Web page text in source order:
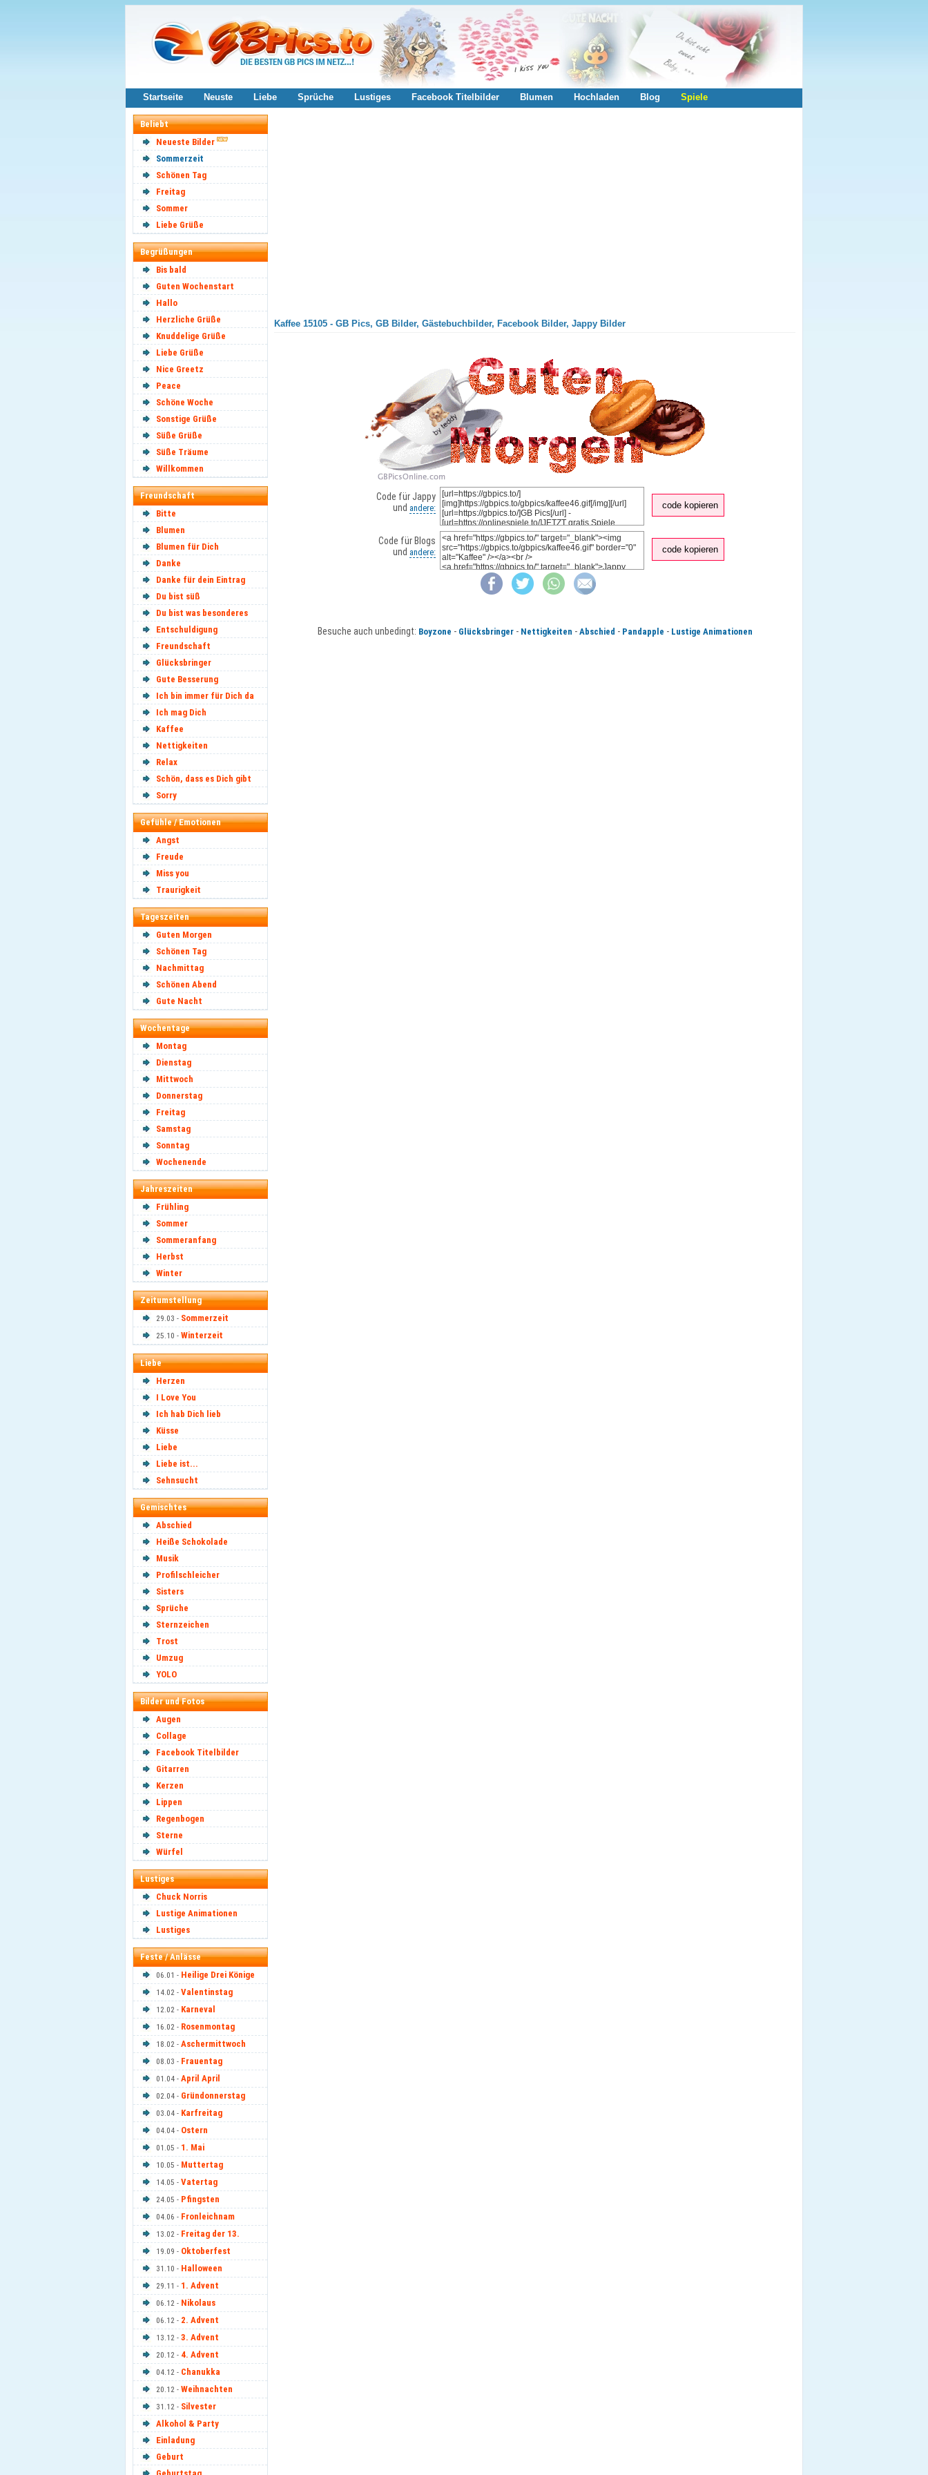
Startseite Neuste Liebe Sprüche Lustiges Facebook Titelbilder Blumen Hochladen Blog Spiele
Beliebt
Neueste Bilder
Sommerzeit
Schönen Tag
Freitag
Sommer
Liebe Grüße
Begrüßungen
Bis bald
Guten Wochenstart
Hallo
Herzliche Grüße
Knuddelige Grüße
Liebe Grüße
Nice Greetz
Peace
Schöne Woche
Sonstige Grüße
Süße Grüße
Süße Träume
Willkommen
Freundschaft
Bitte
Blumen
Blumen für Dich
Danke
Danke für dein Eintrag
Du bist süß
Du bist was besonderes
Entschuldigung
Freundschaft
Glücksbringer
Gute Besserung
Ich bin immer für Dich da
Ich mag Dich
Kaffee
Nettigkeiten
Relax
Schön, dass es Dich gibt
Sorry
Gefühle / Emotionen
Angst
Freude
Miss you
Traurigkeit
Tageszeiten
Guten Morgen
Schönen Tag
Nachmittag
Schönen Abend
Gute Nacht
Wochentage
Montag
Dienstag
Mittwoch
Donnerstag
Freitag
Samstag
Sonntag
Wochenende
Jahreszeiten
Frühling
Sommer
Sommeranfang
Herbst
Winter
Zeitumstellung
29.03 - Sommerzeit
25.10 - Winterzeit
Liebe
Herzen
I Love You
Ich hab Dich lieb
Küsse
Liebe
Liebe ist...
Sehnsucht
Gemischtes
Abschied
Heiße Schokolade
Musik
Profilschleicher
Sisters
Sprüche
Sternzeichen
Trost
Umzug
YOLO
Bilder und Fotos
Augen
Collage
Facebook Titelbilder
Gitarren
Kerzen
Lippen
Regenbogen
Sterne
Würfel
Lustiges
Chuck Norris
Lustige Animationen
Lustiges
Feste / Anlässe
06.01 - Heilige Drei Könige
14.02 - Valentinstag
12.02 - Karneval
16.02 - Rosenmontag
18.02 - Aschermittwoch
08.03 - Frauentag
01.04 - April April
02.04 - Gründonnerstag
03.04 - Karfreitag
04.04 - Ostern
01.05 - 1. Mai
10.05 - Muttertag
14.05 - Vatertag
24.05 - Pfingsten
04.06 - Fronleichnam
13.02 - Freitag der 13.
19.09 - Oktoberfest
31.10 - Halloween
29.11 - 1. Advent
06.12 - Nikolaus
06.12 - 2. Advent
13.12 - 3. Advent
20.12 - 4. Advent
04.12 - Chanukka
20.12 - Weihnachten
31.12 - Silvester
Alkohol & Party
Einladung
Geburt
Kaffee 15105 - GB Pics, GB Bilder, Gästebuchbilder, Facebook Bilder, Jappy Bilder
Code für Jappy
und andere: code kopieren
Code für Blogs
und andere: code kopieren
Besuche auch unbedingt: Boyzone - Glücksbringer- Nettigkeiten - Abschied - Pandapple - Lustige Animationen